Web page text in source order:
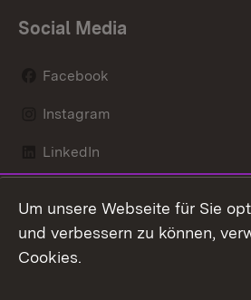
Social Media
Facebook
Instagram
LinkedIn
X / Twitter
Youtube
Um unsere Webseite für Sie
und verbessern zu können,
Cookies.